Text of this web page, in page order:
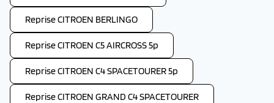
Reprise CITROEN BERLINGO
Reprise CITROEN C5 AIRCROSS 5p
Reprise CITROEN C4 SPACETOURER 5p
Reprise CITROEN GRAND C4 SPACETOURER